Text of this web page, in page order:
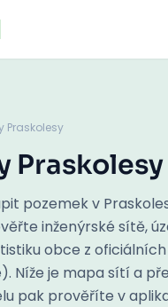
Praskolesy
Praskolesy
pozemek v
inženýrské sítě,
obce z
Níže je mapa sítí a
pak prověříte v